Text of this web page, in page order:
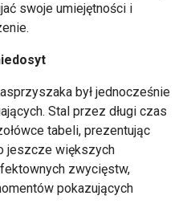
swoje umiejętności i
był jednocześnie
Stal przez długi czas
tabeli, prezentując
jeszcze większych
zwycięstw,
pokazujących